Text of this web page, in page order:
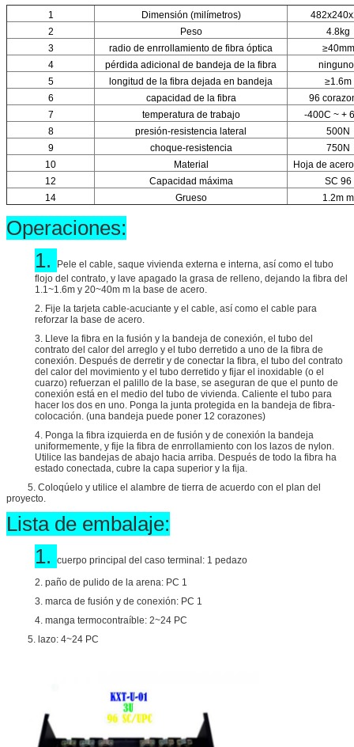
1 Dimensión (milímetros)
2
Peso
4.8kg
3
radio de enrrollamiento de fibra óptica
≥40mm
4
pérdida adicional de bandeja de la fibra
5
longitud de la fibra dejada en bandeja
≥1.6m
6
capacidad de la fibra
96
7
temperatura de trabajo
-400C ~ +
8
presión-resistencia lateral
500N
9
choque-resistencia
750N
10
Material
Hoja de
12
Capacidad máxima
SC 96
14
Grueso 1.2m m
Operaciones:
1.
Pele el cable, saque vivienda externa e interna, así como el tubo
flojo del contrato, y lave apagado la grasa de relleno, dejando la fibra del
1.1~1.6m y 20~40m m la base de acero.
2. Fije la tarjeta cable-acuciante y el cable, así como el cable para
reforzar la base de acero.
3. Lleve la fibra en la fusión y la bandeja de conexión, el tubo del
contrato del calor del arreglo y el tubo derretido a uno de la fibra de
conexión. Después de derretir y de conectar la fibra, el tubo del contrato
del calor del movimiento y el tubo derretido y fijar el inoxidable (o el
cuarzo) refuerzan el palillo de la base, se aseguran de que el punto de
conexión está en el medio del tubo de vivienda. Caliente el tubo para
hacer los dos en uno. Ponga la junta protegida en la bandeja de fibra-
colocación. (una bandeja puede poner 12 corazones)
4. Ponga la fibra izquierda en de fusión y de conexión la bandeja
uniformemente, y fije la fibra de enrrollamiento con los lazos de nylon.
Utilice las bandejas de abajo hacia arriba. Después de todo la fibra ha
estado conectada, cubre la capa superior y la fija.
5. Coloqúelo y utilice el alambre de tierra de acuerdo con el plan del
proyecto.
Lista de embalaje:
1.
cuerpo principal del caso terminal: 1 pedazo
2. paño de pulido de la arena: PC 1
3. marca de fusión y de conexión: PC 1
4. manga termocontraíble: 2~24 PC
5. lazo: 4~24 PC